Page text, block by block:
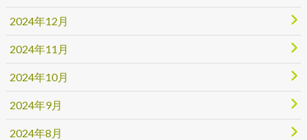
2024年12月
2024年11月
2024年10月
2024年9月
2024年8月